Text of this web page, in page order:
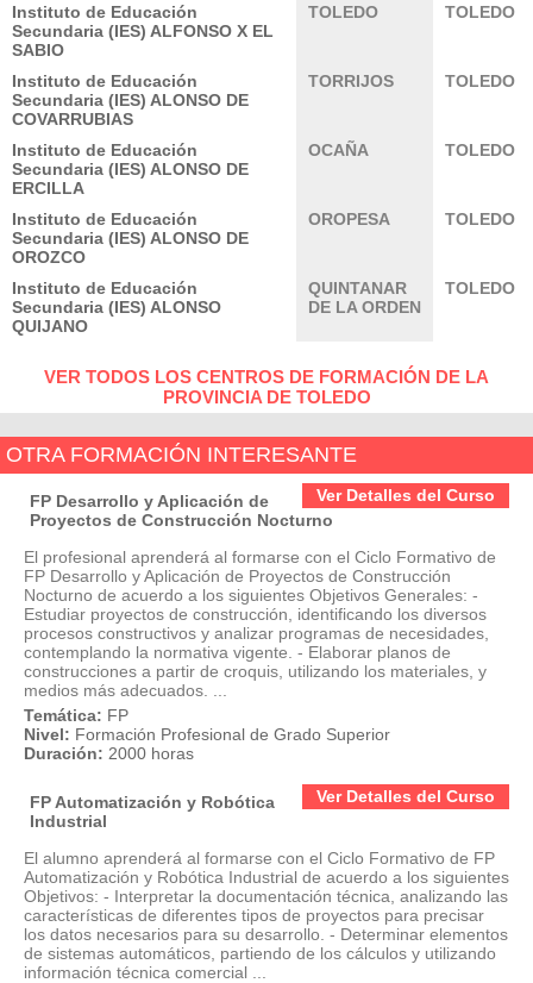
Instituto de Educación
Secundaria (IES) ALFONSO X EL
SABIO
TOLEDO TOLEDO
Instituto de Educación
Secundaria (IES) ALONSO DE
COVARRUBIAS
TORRIJOS TOLEDO
Instituto de Educación
Secundaria (IES) ALONSO DE
ERCILLA
OCAÑA TOLEDO
Instituto de Educación
Secundaria (IES) ALONSO DE
OROZCO
OROPESA TOLEDO
Instituto de Educación
Secundaria (IES) ALONSO
QUIJANO
QUINTANAR
DE LA ORDEN
TOLEDO
VER TODOS LOS CENTROS DE FORMACIÓN DE LA
PROVINCIA DE TOLEDO
OTRA FORMACIÓN INTERESANTE
Ver Detalles del Curso
FP Desarrollo y Aplicación de
Proyectos de Construcción Nocturno
El profesional aprenderá al formarse con el Ciclo Formativo de
FP Desarrollo y Aplicación de Proyectos de Construcción
Nocturno de acuerdo a los siguientes Objetivos Generales: -
Estudiar proyectos de construcción, identificando los diversos
procesos constructivos y analizar programas de necesidades,
contemplando la normativa vigente. - Elaborar planos de
construcciones a partir de croquis, utilizando los materiales, y
medios más adecuados. ...
Temática: FP
Nivel: Formación Profesional de Grado Superior
Duración: 2000 horas
Ver Detalles del Curso
FP Automatización y Robótica
Industrial
El alumno aprenderá al formarse con el Ciclo Formativo de FP
Automatización y Robótica Industrial de acuerdo a los siguientes
Objetivos: - Interpretar la documentación técnica, analizando las
características de diferentes tipos de proyectos para precisar
los datos necesarios para su desarrollo. - Determinar elementos
de sistemas automáticos, partiendo de los cálculos y utilizando
información técnica comercial ...